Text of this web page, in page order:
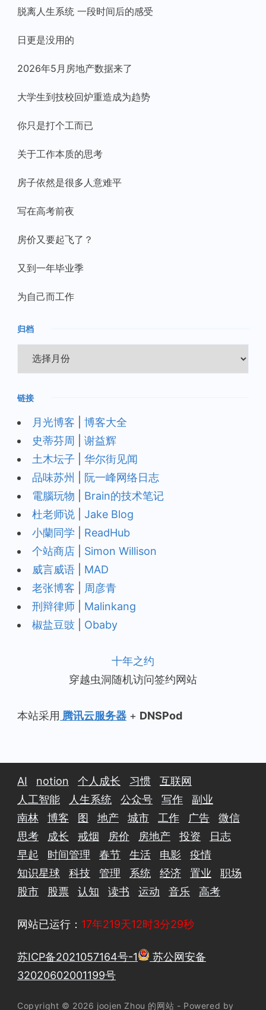
脱离人生系统 一段时间后的感受
日更是没用的
2026年5月房地产数据来了
大学生到技校回炉重造成为趋势
你只是打个工而已
关于工作本质的思考
房子依然是很多人意难平
写在高考前夜
房价又要起飞了？
又到一年毕业季
为自己而工作
归档
档
链接
月光博客
博客大全
史蒂芬周
谢益辉
土木坛子
华尔街见闻
品味苏州
阮一峰网络日志
電腦玩物
Brain的技术笔记
杜老师说
Jake Blog
小蘭同学
ReadHub
个站商店
Simon Willison
威言威语
MAD
老张博客
周彦青
刑辩律师
Malinkang
椒盐豆豉
Obaby
十年之约
穿越虫洞随机访问签约网站
本站采用 腾讯云服务器 + DNSPod
AI notion 个人成长 习惯
互联网
人工智能
人生系统 公众号 写作
副业
南林
博客 图 地产 城市 工作 广告
微信
思考
成长 戒烟 房价 房地产 投资
日志
早起
时间管理 春节 生活 电影
疫情
知识星球
科技 管理 系统 经济 置业
职场
股市
股票 认知 读书 运动 音乐 高考
网站已运行： 17年219天12时3分31秒
苏ICP备2021057164号-1
苏公网安备
32020602001199号
Copyright © 2026 joojen Zhou 的网站 - Powered by